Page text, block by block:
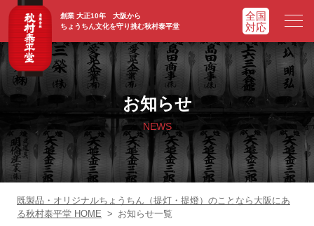
創業 大正10年 大阪から
ちょうちん文化を守り挑む秋村泰平堂
ホーム HOME
ADVATAGE
提灯一覧 CHOCHIN
お知らせ
NEWS
既製品・オリジナルちょうちん（提灯・提燈）のことなら大阪にあ
る秋村泰平堂 HOME > お知らせ一覧